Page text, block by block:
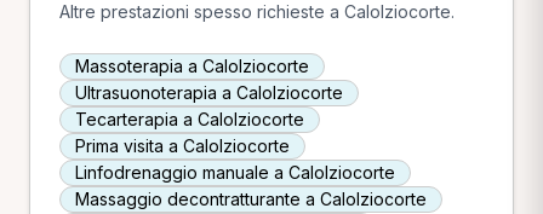
Altre prestazioni spesso richieste a Calolziocorte.
Massoterapia a Calolziocorte
Ultrasuonoterapia a Calolziocorte
Tecarterapia a Calolziocorte
Prima visita a Calolziocorte
Linfodrenaggio manuale a Calolziocorte
Massaggio decontratturante a Calolziocorte